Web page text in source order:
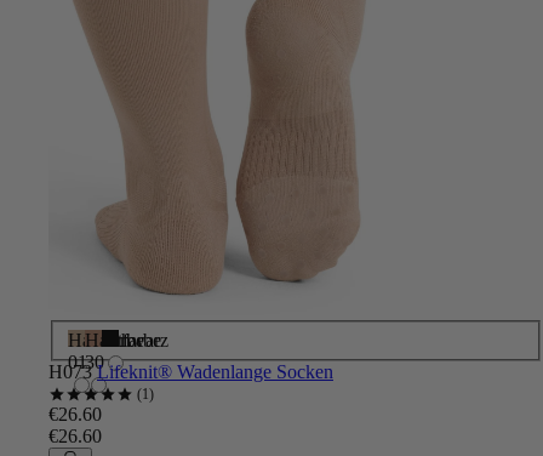
Hautfarbe
01
Hautfarbe
30
Schwarz
H073 Lifeknit® Wadenlange Socken
1
€26.60
€26.60